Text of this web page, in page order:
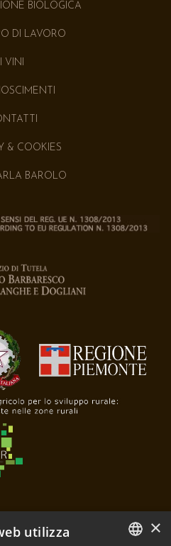
BIOLOGICA
DI LAVORO
I VINI
& COOKIES
BAROLO
×
utilizza